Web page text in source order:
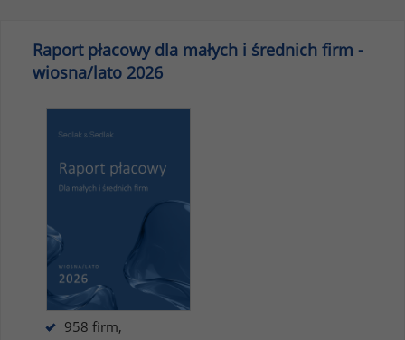
Raport płacowy dla małych i średnich firm -
wiosna/lato 2026
958 firm,